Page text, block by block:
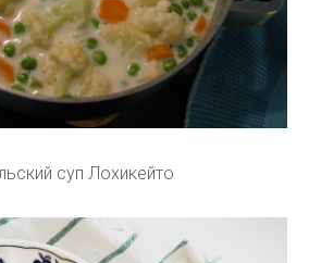
суп Лохикейто